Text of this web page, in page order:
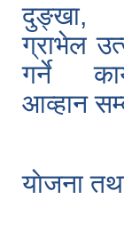
दुङ्खा,
ग्राभेल
गर्ने
आव्हान
याेजना